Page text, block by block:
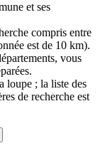
et ses
compris entre
est de 10 km).
vous
loupe ; la liste des
de recherche est